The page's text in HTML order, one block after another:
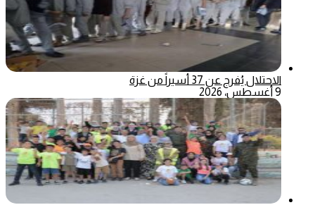
الاحتلال يُفرج عن 37 أسيراً من غزة
9 أغسطس، 2026